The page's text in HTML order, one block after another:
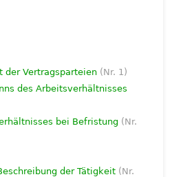
der Vertragsparteien (Nr. 1)
des Arbeitsverhältnisses
bei Befristung (Nr.
der Tätigkeit (Nr.